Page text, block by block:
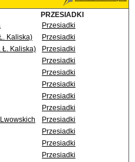
PRZESIADKI
Przesiadki
Kaliska)
Przesiadki
Ł. Kaliska)
Przesiadki
Przesiadki
Przesiadki
Przesiadki
Przesiadki
Przesiadki
Przesiadki
Przesiadki
Przesiadki
Przesiadki